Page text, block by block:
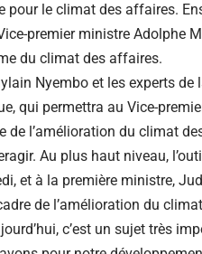
pour le climat des affaires.
premier ministre Adolphe
du climat des affaires.
Nyembo et les experts
qui permettra au Vice-
de l’amélioration du climat
Au plus haut niveau,
et à la première ministre,
de l’amélioration du
c’est un sujet très